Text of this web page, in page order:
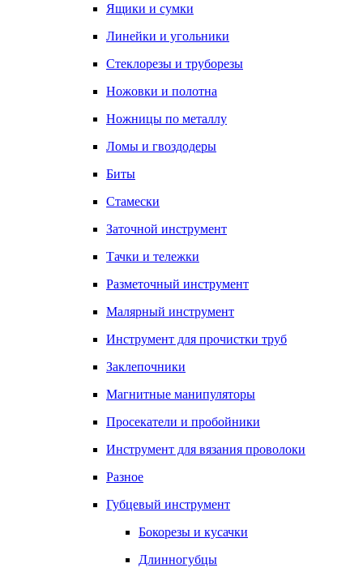
Ящики и сумки
Линейки и угольники
Стеклорезы и труборезы
Ножовки и полотна
Ножницы по металлу
Ломы и гвоздодеры
Биты
Стамески
Заточной инструмент
Тачки и тележки
Разметочный инструмент
Малярный инструмент
Инструмент для прочистки труб
Заклепочники
Магнитные манипуляторы
Просекатели и пробойники
Инструмент для вязания проволоки
Разное
Губцевый инструмент
Бокорезы и кусачки
Длинногубцы